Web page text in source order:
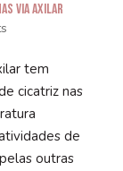
via Axilar
tem
cicatriz nas
de
outras